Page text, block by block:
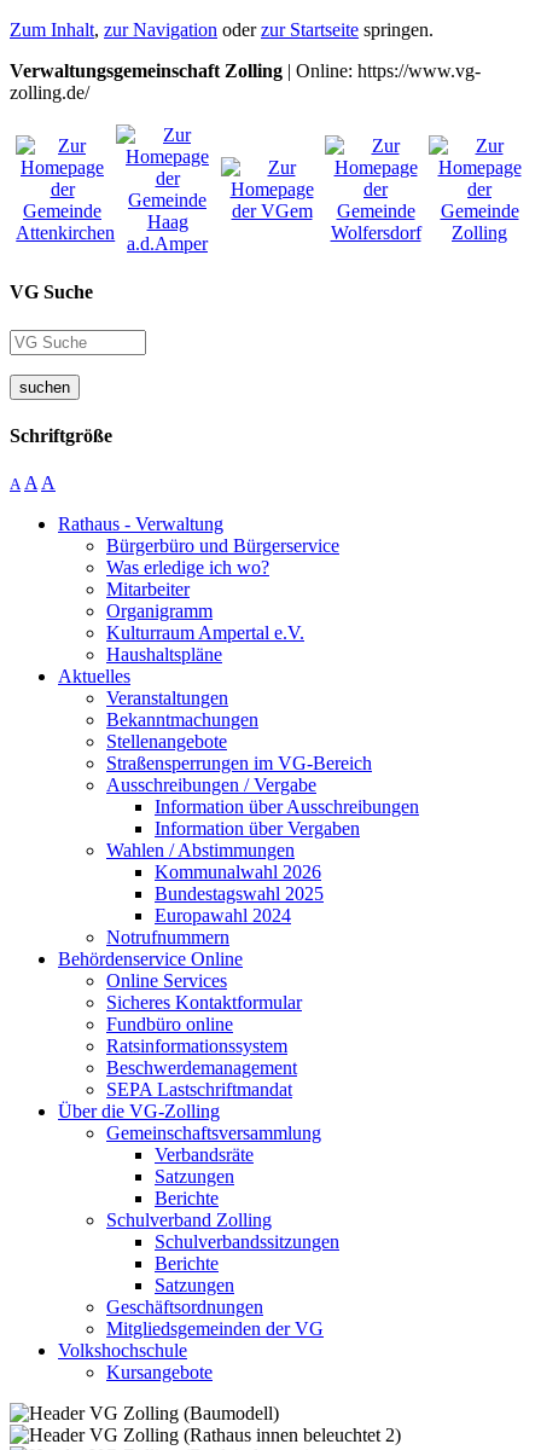
Zum Inhalt, zur Navigation oderzur Startseite springen.
Verwaltungsgemeinschaft Zolling | Online: https://www.vg-
zolling.de/
VG Suche
suchen
Schriftgröße
A A A
Rathaus - Verwaltung
Bürgerbüro und Bürgerservice
Was erledige ich wo?
Mitarbeiter
Organigramm
Kulturraum Ampertal e.V.
Haushaltspläne
Aktuelles
Veranstaltungen
Bekanntmachungen
Stellenangebote
Straßensperrungen im VG-Bereich
Ausschreibungen / Vergabe
Information über Ausschreibungen
Information über Vergaben
Wahlen / Abstimmungen
Kommunalwahl 2026
Bundestagswahl 2025
Europawahl 2024
Notrufnummern
Behördenservice Online
Online Services
Sicheres Kontaktformular
Fundbüro online
Ratsinformationssystem
Beschwerdemanagement
SEPA Lastschriftmandat
Über die VG-Zolling
Gemeinschaftsversammlung
Verbandsräte
Satzungen
Berichte
Schulverband Zolling
Schulverbandssitzungen
Berichte
Satzungen
Geschäftsordnungen
Mitgliedsgemeinden der VG
Volkshochschule
Kursangebote